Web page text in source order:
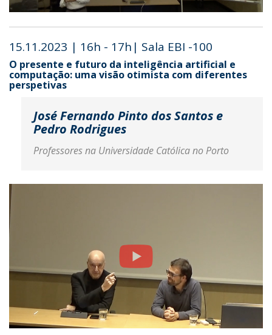
15.11.2023 | 16h - 17h| Sala EBI -100
O presente e futuro da inteligência artificial e
computação: uma visão otimista com diferentes
perspetivas
José Fernando Pinto dos Santos e
Pedro Rodrigues
Professores na Universidade Católica no Porto